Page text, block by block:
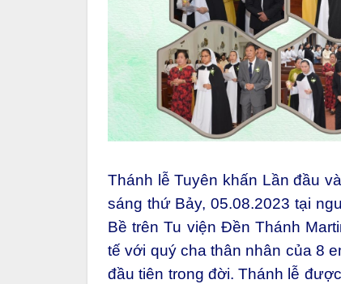
Thánh lễ Tuyên khấn Lần đầu
sáng thứ Bảy, 05.08.2023 tại
Bề trên Tu viện Đền Thánh
tế với quý cha thân nhân của 8
đầu tiên trong đời. Thánh lễ